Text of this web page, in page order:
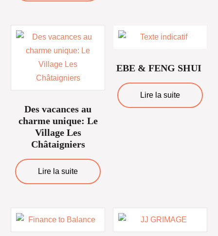
Des vacances au
charme unique: Le
Village Les
Châtaigniers
Lire la suite
EBE & FENG SHUI
Lire la suite